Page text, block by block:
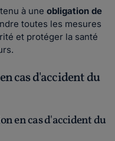
à une obligation de
toutes les mesures
et protéger la santé
cas d'accident du
en cas d'accident du